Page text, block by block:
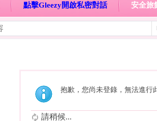
點擊Gleezy開啟私密對話 安全旅
抱歉，您尚未登錄，無法進行
請稍候...